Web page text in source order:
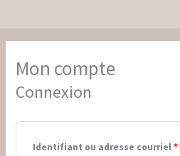
contenu
Mon compte
Connexion
Identifiant ou adresse courriel*